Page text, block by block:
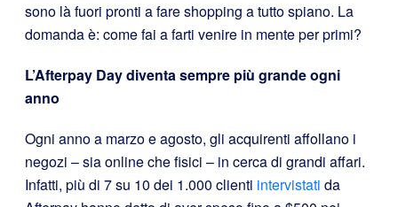
sono là fuori pronti a fare shopping a tutto spiano. La
domanda è: come fai a farti venire in mente per primi?
L’Afterpay Day diventa sempre più grande ogni
anno
Ogni anno a marzo e agosto, gli acquirenti affollano i
negozi – sia online che fisici – in cerca di grandi affari.
Infatti, più di 7 su 10 dei 1.000 clienti intervistati da